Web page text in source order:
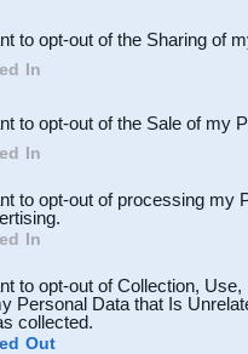
Participants
to opt-out of the Sharing of
In
to opt-out of the Sale of my
In
to opt-out of processing my
In
to opt-out of Collection,
Personal Data that Is
collected.
Out